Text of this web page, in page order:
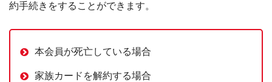
約手続きをすることができます。
本会員が死亡している場合
家族カードを解約する場合